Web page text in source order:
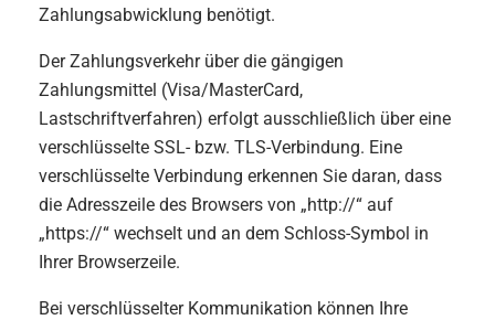
Zahlungsabwicklung benötigt.
Der Zahlungsverkehr über die gängigen
Zahlungsmittel (Visa/MasterCard,
Lastschriftverfahren) erfolgt ausschließlich über eine
verschlüsselte SSL- bzw. TLS-Verbindung. Eine
verschlüsselte Verbindung erkennen Sie daran, dass
die Adresszeile des Browsers von „http://“ auf
„https://“ wechselt und an dem Schloss-Symbol in
Ihrer Browserzeile.
Bei verschlüsselter Kommunikation können Ihre